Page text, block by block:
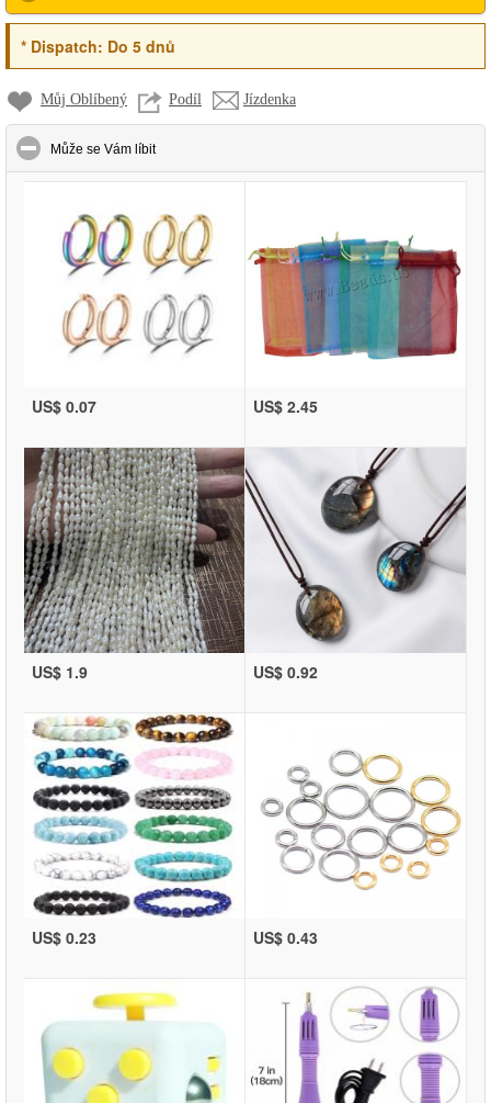
*Dispatch: Do 5 dnů
Můj Oblíbený Podíl Jízdenka
Může se Vám líbitclick to collapse contents
US$ 0.07 US$ 2.45
US$ 1.9 US$ 0.92
US$ 0.23 US$ 0.43